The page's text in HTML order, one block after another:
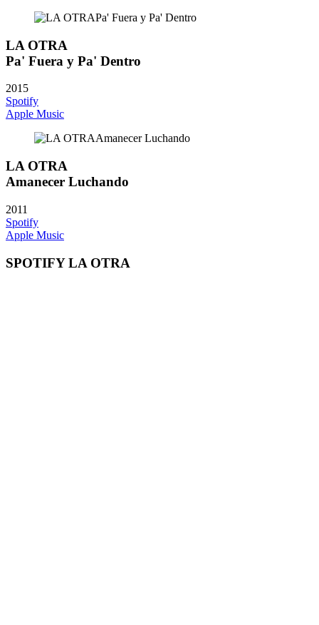
LA OTRA
Pa' Fuera y Pa' Dentro
2015
Spotify
Apple Music
LA OTRA
Amanecer Luchando
2011
Spotify
Apple Music
SPOTIFY LA OTRA